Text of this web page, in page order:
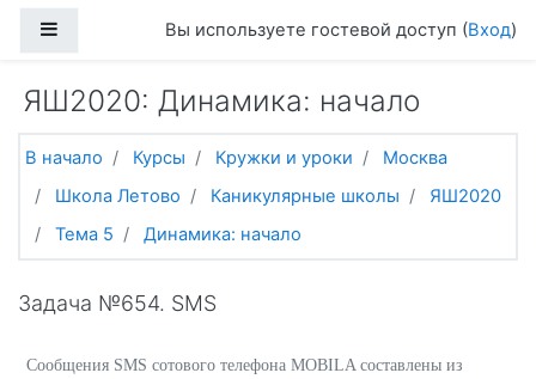
Боковая панельВы используете гостевой доступ (Вход)
ЯШ2020: Динамика: начало
В начало Курсы Кружки и уроки
Москва
Школа Летово
Каникулярные школы
ЯШ2020
Тема 5
Динамика: начало
Задача №654. SMS
Сообщения SMS сотового телефона MOBILA составлены из